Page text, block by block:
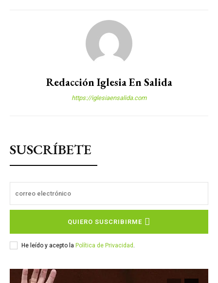
Redacción Iglesia En Salida
https://iglesiaensalida.com
SUSCRÍBETE
QUIERO SUSCRIBIRME
He leído y acepto la Política de Privacidad